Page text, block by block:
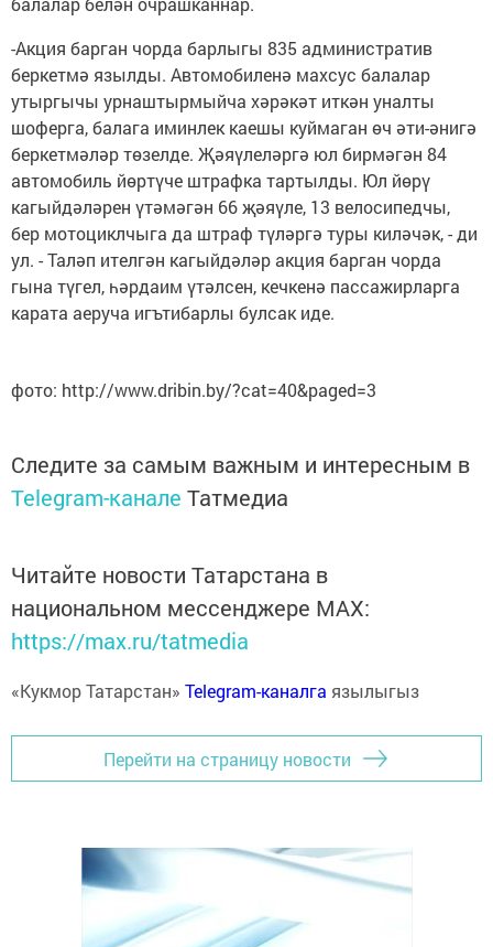
-Акция барган чорда барлыгы 835 административ
беркетмә язылды. Автомобиленә махсус балалар
утыргычы урнаштырмыйча хәрәкәт иткән уналты
шоферга, балага иминлек каешы куймаган өч әти-әнигә
беркетмәләр төзелде. Җәяүлеләргә юл бирмәгән 84
автомобиль йөртүче штрафка тартылды. Юл йөрү
кагыйдәләрен үтәмәгән 66 җәяүле, 13 велосипедчы,
бер мотоциклчыга да штраф түләргә туры киләчәк, - ди
ул. - Таләп ителгән кагыйдәләр акция барган чорда
гына түгел, һәрдаим үтәлсен, кечкенә пассажирларга
карата аеруча игътибарлы булсак иде.
фото: http://www.dribin.by/?cat=40&paged=3
Следите за самым важным и интересным в
Telegram-канале Татмедиа
Читайте новости Татарстана в
национальном мессенджере MАХ:
https://max.ru/tatmedia
«Кукмор Татарстан» Telegram-каналга язылыгыз
Перейти на страницу новости